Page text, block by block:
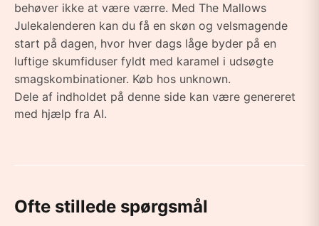
behøver ikke at være værre. Med The Mallows
Julekalenderen kan du få en skøn og velsmagende
start på dagen, hvor hver dags låge byder på en
luftige skumfiduser fyldt med karamel i udsøgte
smagskombinationer. Køb hos unknown.
Dele af indholdet på denne side kan være genereret
med hjælp fra AI.
Ofte stillede spørgsmål